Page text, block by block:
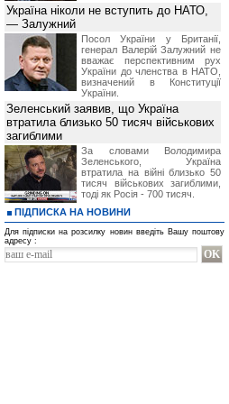
Україна ніколи не вступить до НАТО,
— Залужний
Посол України у Британії,
генерал Валерій Залужний не
вважає перспективним рух
України до членства в НАТО,
визначений в Конституції
України.
Зеленський заявив, що Україна
втратила близько 50 тисяч військових
загиблими
За словами Володимира
Зеленського, Україна
втратила на війні близько 50
тисяч військових загиблими,
тоді як Росія - 700 тисяч.
ПІДПИСКА НА НОВИНИ
Для підписки на розсилку новин введіть Вашу поштову
адресу :